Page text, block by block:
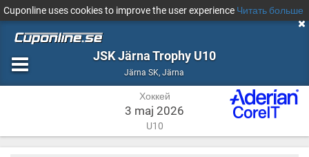
Cuponline uses cookies to improve the user experience Читать больше
JSK Järna Trophy U10
Järna SK,Хоккей
Järna
Хоккей
3 maj 2026
U10